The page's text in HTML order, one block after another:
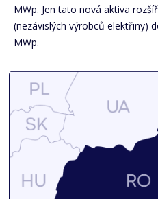
MWp. Jen tato nová aktiva
(nezávislých výrobců elektřiny)
MWp.